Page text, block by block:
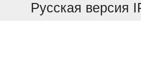
Русская версия